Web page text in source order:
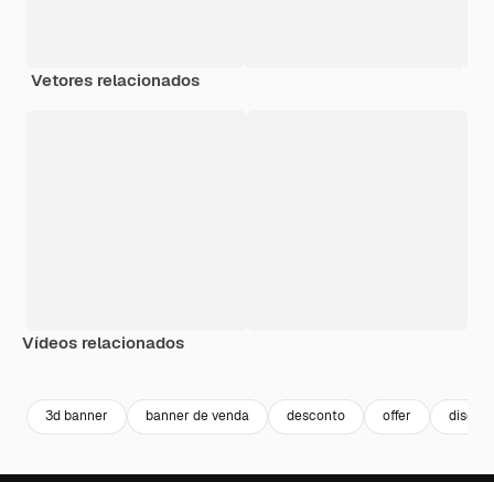
Vetores relacionados
Vídeos relacionados
3d banner banner de venda desconto offer